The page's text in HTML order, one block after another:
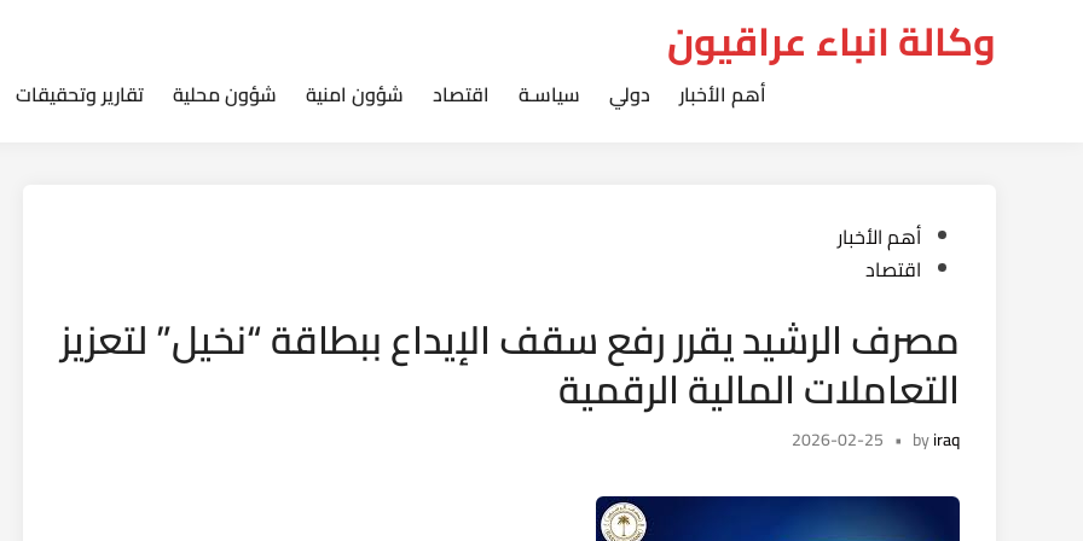
وكالة انباء عراقيون
أهم الأخبار دولي سياسـة اقتصاد شؤون امنية شؤون محلية تقارير وتحقيقات
Posted
in
أهم الأخبار
اقتصاد
مصرف الرشيد يقرر رفع سقف الإيداع ببطاقة “نخيل” لتعزيز
التعاملات المالية الرقمية
byiraq
•
2026-02-25